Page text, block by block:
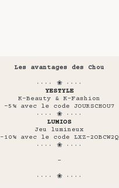
Les avantages des Chou
···· ❀ ····
YESTYLE
K-Beauty & K-Fashion
-5% avec le code JOURSCHOU7
···· ❀ ····
LUMIOS
Jeu lumineux
-10% avec le code LXZ-2OBCW2Q
···· ❀ ····
-
···· ❀ ····